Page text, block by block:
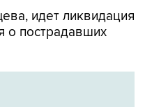
идет ликвидация
о пострадавших